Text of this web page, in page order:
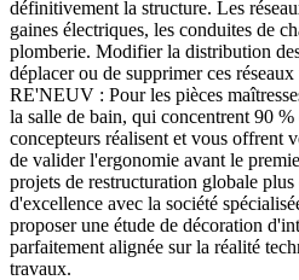
définitivement la structure. Les
gaines électriques, les conduites de
plomberie. Modifier la distribution
déplacer ou de supprimer ces
RE'NEUV : Pour les pièces
la salle de bain, qui concentrent 90
concepteurs réalisent et vous offrent
de valider l'ergonomie avant le
projets de restructuration globale
d'excellence avec la société
proposer une étude de décoration
parfaitement alignée sur la réalité
travaux.